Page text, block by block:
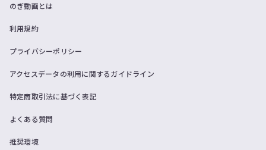
のぎ動画とは
利用規約
プライバシーポリシー
アクセスデータの利用に関するガイドライン
特定商取引法に基づく表記
よくある質問
推奨環境